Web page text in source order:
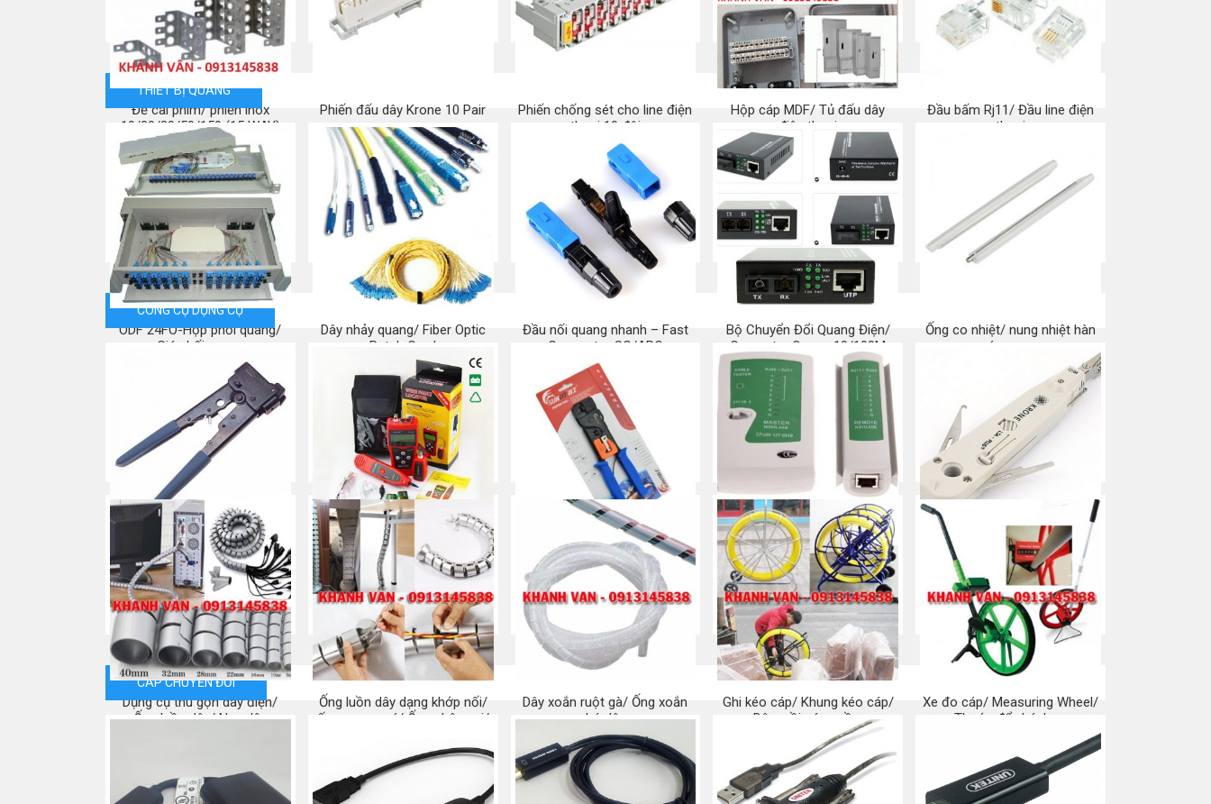
Đế cài phím/ phiến inox
10/20/30/50/150 (15 WAY)
Mua ngay
Phiến đấu dây Krone 10 Pair
Mua ngay
Phiến chống sét cho line điện
thoại 10 đôi
Mua ngay
Hộp cáp MDF/ Tủ đấu dây
điện thoại
Mua ngay
Đầu bấm Rj11/ Đầu line điện
thoại
THIẾT BỊ QUANG
ODF 24FO-Hộp phối quang/
Giá phối quang
Mua ngay
Dây nhảy quang/ Fiber Optic
Patch Cord
Mua ngay
Đầu nối quang nhanh – Fast
Connector SC/APC
Mua ngay
Bộ Chuyển Đổi Quang Điện/
Converter Quang 10/100M
Mua ngay
Ống co nhiệt/ nung nhiệt hàn
cáp quang
CÔNG CỤ DỤNG CỤ
Kìm bấm mạng đầu RJ45,
chính hãng COMMSCOPE/
AMP
Mua ngay
MÁY TEST MẠNG NF-308
Mua ngay
Kìm bấm mạng RJ45 –
SUNKIT
Mua ngay
Máy Test cáp mạng, điện
thoại – RJ45/ RJ11
Mua ngay
Tool nhấn phiến Krone/ Dao
phập phiến
Mua ngay
Dụng cụ thu gọn dây điện/
Ống luồn dây/ Nẹp dây
Ống luồn dây dạng khớp nối/
ống xương cá/ Ống chân voi/
Mua ngay
Dây xoắn ruột gà/ Ống xoắn
bó dây
Mua ngay
Ghi kéo cáp/ Khung kéo cáp/
Dây mồi cáp ngầm
Mua ngay
Xe đo cáp/ Measuring Wheel/
Thước đẩy bánh xe
CÁP CHUYỂN ĐỔI